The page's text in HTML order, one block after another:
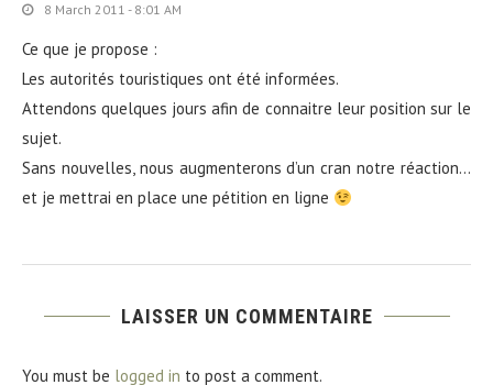
8 March 2011 - 8:01 AM
Ce que je propose :
Les autorités touristiques ont été informées.
Attendons quelques jours afin de connaitre leur position sur le
sujet.
Sans nouvelles, nous augmenterons d’un cran notre réaction…
et je mettrai en place une pétition en ligne
LAISSER UN COMMENTAIRE
You must be logged in to post a comment.